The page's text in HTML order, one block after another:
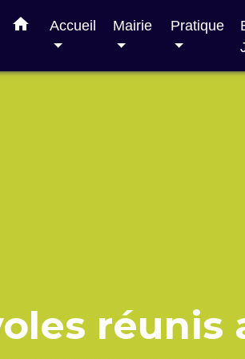
home Accueil Mairie Pratique
réunis